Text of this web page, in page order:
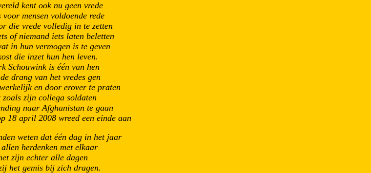
kent ook nu geen vrede
voor mensen voldoende rede
die vrede volledig in te zetten
of niemand iets laten beletten
in hun vermogen is te geven
die inzet hun hen leven.
Schouwink is één van hen
drang van het vredes gen
en door erover te praten
zoals zijn collega soldaten
naar Afghanistan te gaan
18 april 2008 wreed een einde aan
weten dat één dag in het jaar
herdenken met elkaar
zijn echter alle dagen
het gemis bij zich dragen.